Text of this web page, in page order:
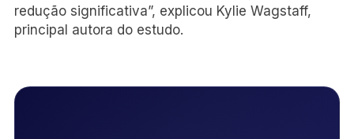
redução significativa”, explicou Kylie Wagstaff,
principal autora do estudo.